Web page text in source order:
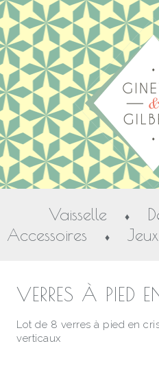
Vaisselle ♦
Accessoires ♦
VERRES À PIED
Lot de 8 verres à pied en
verticaux